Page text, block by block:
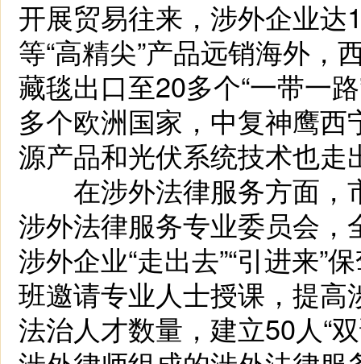
开展贸易往来，涉外企业
等“高精尖”产品远销海外，
藏毯出口至20多个“一带一
多个欧洲国家，中复神鹰
源产品和光伏系统技术也走
在涉外法律服务方面，
涉外法律服务专业委员会
涉外企业“走出去”“引进来”
班邀请专业人士授课，提
法治人才数量，建立50人“